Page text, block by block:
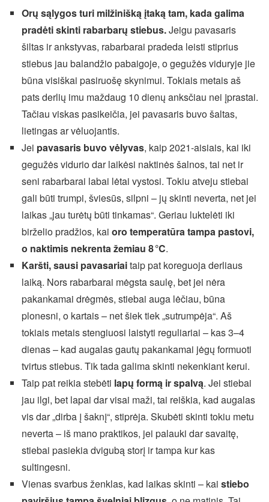
Orų sąlygos turi milžinišką įtaką tam, kada galima
pradėti skinti rabarbarų stiebus.Jeigu pavasaris
šiltas ir ankstyvas, rabarbarai pradeda leisti stiprius
stiebus jau balandžio pabaigoje, o gegužės viduryje jie
būna visiškai pasiruošę skynimui. Tokiais metais aš
pats derlių imu maždaug 10 dienų anksčiau nei įprastai.
Tačiau viskas pasikeičia, jei pavasaris buvo šaltas,
lietingas ar vėluojantis.
Jei pavasaris buvo vėlyvas, kaip 2021-aisiais, kai iki
gegužės vidurio dar laikėsi naktinės šalnos, tai net ir
seni rabarbarai labai lėtai vystosi. Tokiu atveju stiebai
gali būti trumpi, šviesūs, silpni – jų skinti neverta, net jei
laikas „jau turėtų būti tinkamas“. Geriau luktelėti iki
birželio pradžios, kai oro temperatūra tampa pastovi,
o naktimis nekrenta žemiau 8 °C.
Karšti, sausi pavasariaitaip pat koreguoja derliaus
laiką. Nors rabarbarai mėgsta saulę, bet jei nėra
pakankamai drėgmės, stiebai auga lėčiau, būna
plonesni, o kartais – net šiek tiek „sutrumpėja“. Aš
tokiais metais stengiuosi laistyti reguliariai – kas 3–4
dienas – kad augalas gautų pakankamai jėgų formuoti
tvirtus stiebus. Tik tada galima skinti nekenkiant kerui.
Taip pat reikia stebėti lapų formą ir spalvą. Jei stiebai
jau ilgi, bet lapai dar visai maži, tai reiškia, kad augalas
vis dar „dirba į šaknį“, stiprėja. Skubėti skinti tokiu metu
neverta – iš mano praktikos, jei palauki dar savaitę,
stiebai pasiekia dvigubą storį ir tampa kur kas
sultingesni.
Vienas svarbus ženklas, kad laikas skinti – kai stiebo